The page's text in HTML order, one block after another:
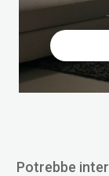
Potrebbe